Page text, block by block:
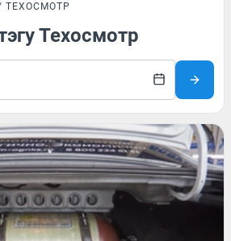
ТЕХОСМОТР
Техосмотр